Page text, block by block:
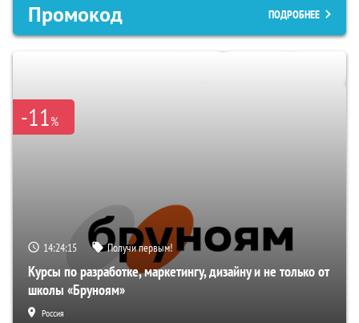
Промокод ПОДРОБНЕЕ
-11%
14:24:15 Получи первым!
Курсы по разработке, маркетингу, дизайну и не только от
школы «Бруноям»
Россия